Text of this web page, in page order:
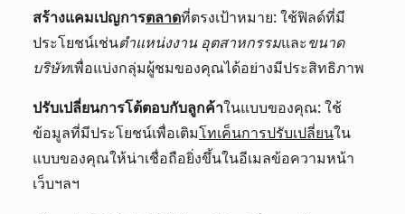
สร้างแคมเปญการตลาดที่ตรงเป้าหมาย: ใช้ฟิลด์ที่มี
ประโยชน์เช่นตำแหน่งงาน อุตสาหกรรมและ ขนาด
บริษัทเพื่อแบ่งกลุ่มผู้ชมของคุณได้อย่างมีประสิทธิภาพ
ปรับเปลี่ยนการโต้ตอบกับลูกค้าในแบบของคุณ: ใช้
ข้อมูลที่มีประโยชน์เพื่อเติมโทเค็นการปรับเปลี่ยนใน
แบบของคุณให้น่าเชื่อถือยิ่งขึ้นในอีเมลข้อความหน้า
เว็บฯลฯ